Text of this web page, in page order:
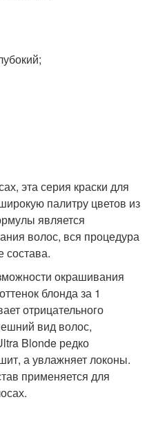
эта серия краски для
палитру цветов из
является
волос, вся процедура
состава.
окрашивания
блонда за 1
отрицательного
вид волос,
Blonde редко
а увлажняет локоны.
применяется для